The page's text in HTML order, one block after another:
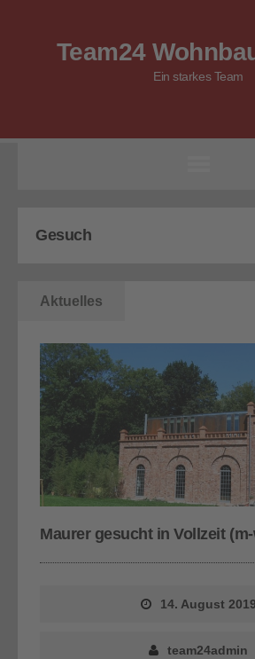
Team24
Ein starkes Team
Gesuch
Aktuelles
Maurer gesucht in Vollzeit
14. August 2019
team24admin